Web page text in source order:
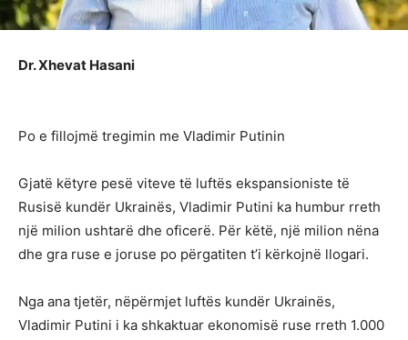
Dr. Xhevat Hasani
Po e fillojmë tregimin me Vladimir Putinin
Gjatë këtyre pesë viteve të luftës ekspansioniste të
Rusisë kundër Ukrainës, Vladimir Putini ka humbur rreth
një milion ushtarë dhe oficerë. Për këtë, një milion nëna
dhe gra ruse e joruse po përgatiten t’i kërkojnë llogari.
Nga ana tjetër, nëpërmjet luftës kundër Ukrainës,
Vladimir Putini i ka shkaktuar ekonomisë ruse rreth 1.000